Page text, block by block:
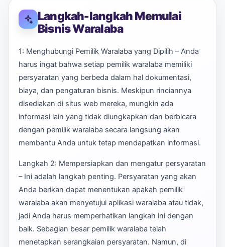
Langkah-langkah Memulai
Bisnis Waralaba
1: Menghubungi Pemilik Waralaba yang Dipilih – Anda
harus ingat bahwa setiap pemilik waralaba memiliki
persyaratan yang berbeda dalam hal dokumentasi,
biaya, dan pengaturan bisnis. Meskipun rinciannya
disediakan di situs web mereka, mungkin ada
informasi lain yang tidak diungkapkan dan berbicara
dengan pemilik waralaba secara langsung akan
membantu Anda untuk tetap mendapatkan informasi.
Langkah 2: Mempersiapkan dan mengatur persyaratan
– Ini adalah langkah penting. Persyaratan yang akan
Anda berikan dapat menentukan apakah pemilik
waralaba akan menyetujui aplikasi waralaba atau tidak,
jadi Anda harus memperhatikan langkah ini dengan
baik. Sebagian besar pemilik waralaba telah
menetapkan serangkaian persyaratan. Namun, di